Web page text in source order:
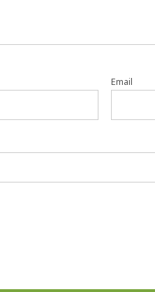
Email